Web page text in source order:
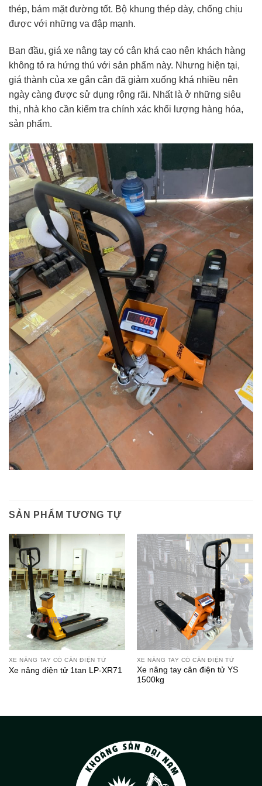
thép, bám mặt đường tốt. Bộ khung thép dày, chống chịu
được với những va đập mạnh.
Ban đầu, giá xe nâng tay có cân khá cao nên khách hàng
không tỏ ra hứng thú với sản phẩm này. Nhưng hiện tại,
giá thành của xe gắn cân đã giảm xuống khá nhiều nên
ngày càng được sử dụng rộng rãi. Nhất là ở những siêu
thị, nhà kho cần kiểm tra chính xác khối lượng hàng hóa,
sản phẩm.
SẢN PHẨM TƯƠNG TỰ
XE NÂNG TAY CÓ CÂN ĐIỆN TỬ
Xe nâng điện tử 1tan LP-XR71
XE NÂNG TAY CÓ CÂN ĐIỆN TỬ
Xe nâng tay cân điện tử YS
1500kg